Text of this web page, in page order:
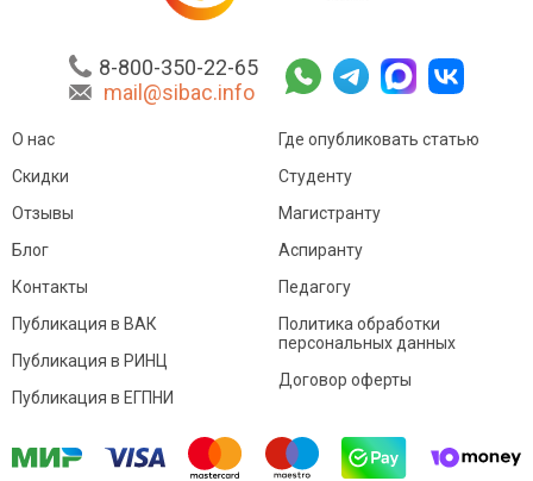
8-800-350-22-65
mail@sibac.info
О нас
Скидки
Отзывы
Блог
Контакты
Где опубликовать статью
Студенту
Магистранту
Аспиранту
Педагогу
Публикация в ВАК
Публикация в РИНЦ
Публикация в ЕГПНИ
Политика обработки
персональных данных
Договор оферты